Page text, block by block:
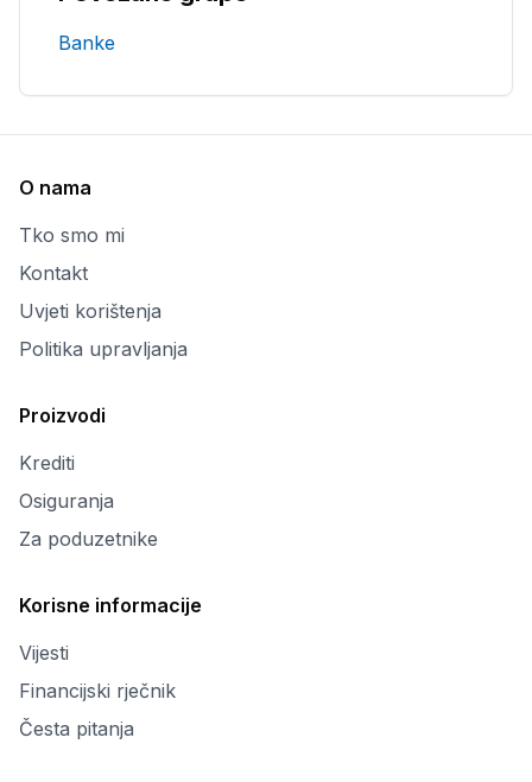
Banke
O nama
Tko smo mi
Kontakt
Uvjeti korištenja
Politika upravljanja
Proizvodi
Krediti
Osiguranja
Za poduzetnike
Korisne informacije
Vijesti
Financijski rječnik
Česta pitanja